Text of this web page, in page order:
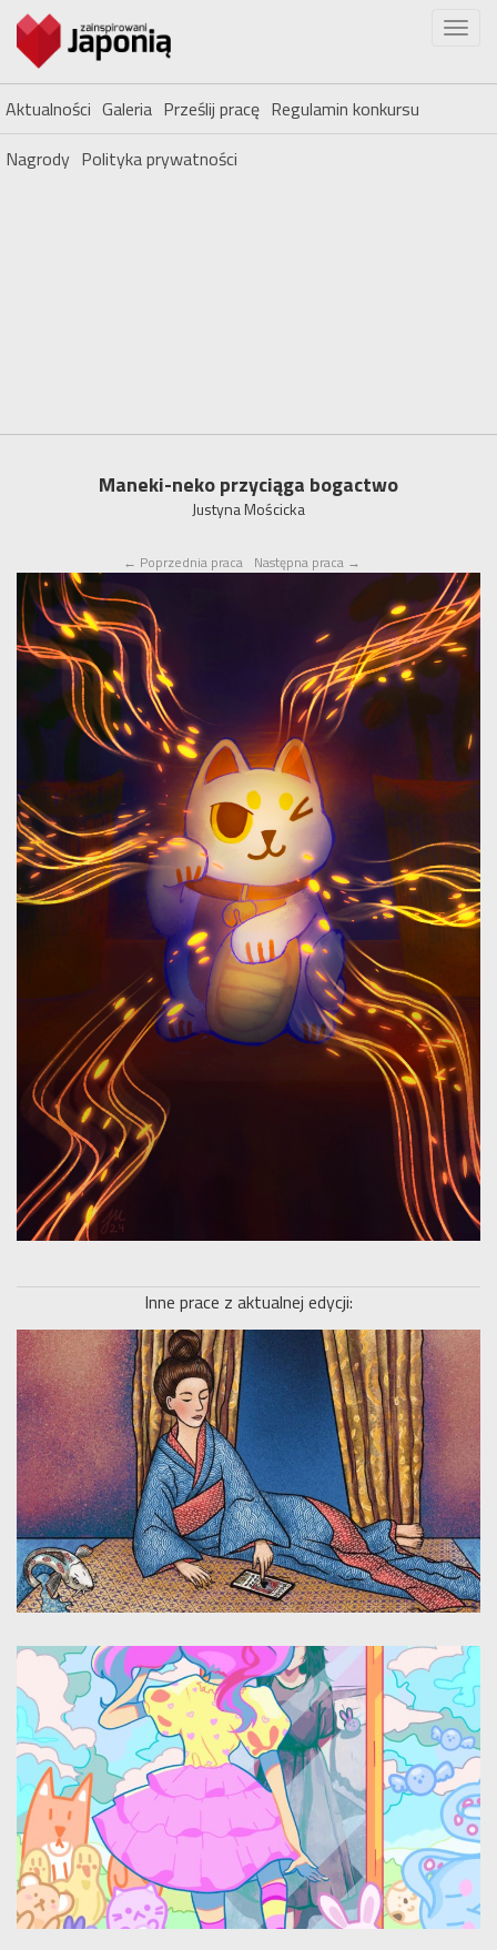
Aktualności Galeria Prześlij pracę Regulamin konkursu
Nagrody Polityka prywatności
Maneki-neko przyciąga bogactwo
Justyna Mościcka
← Poprzednia praca Następna praca →
Inne prace z aktualnej edycji: